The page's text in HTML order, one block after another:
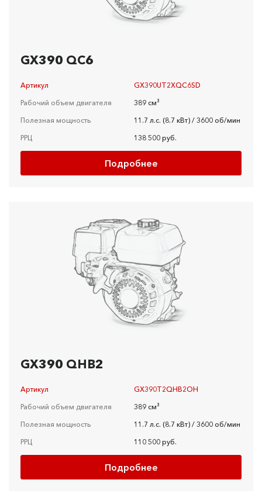
GX390 QC6
Артикул
GX390UT2XQC6SD
Рабочий объем двигателя
389 см³
Полезная мощность
11.7 л.с. (8.7 кВт) / 3600 об/мин
РРЦ
138 500 руб.
Подробнее
GX390 QHB2
Артикул
GX390T2QHB2OH
Рабочий объем двигателя
389 см³
Полезная мощность
11.7 л.с. (8.7 кВт) / 3600 об/мин
РРЦ
110 500 руб.
Подробнее